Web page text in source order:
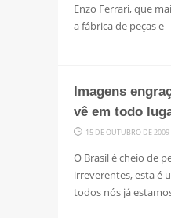
Enzo Ferrari, que
a fábrica de peças e
Imagens
vê em todo
15 DE OUTUBRO DE 2009
O Brasil é cheio de
irreverentes, esta é
todos nós já